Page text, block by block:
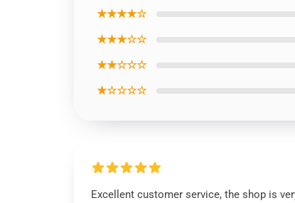
★★★★☆
★★★☆☆
★★☆☆☆
★☆☆☆☆
Excellent customer service, the shop is